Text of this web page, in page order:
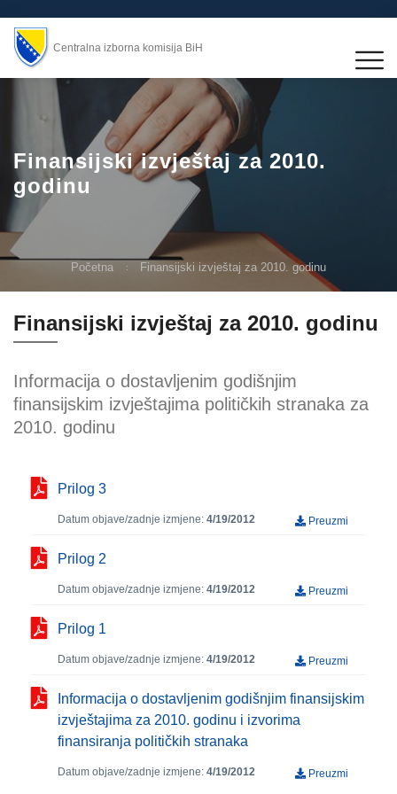
Centralna izborna komisija BiH
Finansijski izvještaj za 2010.
godinu
Početna Finansijski izvještaj za 2010. godinu
Finansijski izvještaj za 2010. godinu
Informacija o dostavljenim godišnjim
finansijskim izvještajima političkih stranaka za
2010. godinu
Prilog 3
Datum objave/zadnje izmjene: 4/19/2012 Preuzmi
Prilog 2
Datum objave/zadnje izmjene: 4/19/2012 Preuzmi
Prilog 1
Datum objave/zadnje izmjene: 4/19/2012 Preuzmi
Informacija o dostavljenim godišnjim finansijskim
izvještajima za 2010. godinu i izvorima
finansiranja političkih stranaka
Datum objave/zadnje izmjene: 4/19/2012 Preuzmi